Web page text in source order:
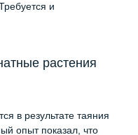
и
растения
в результате таяния
опыт показал, что